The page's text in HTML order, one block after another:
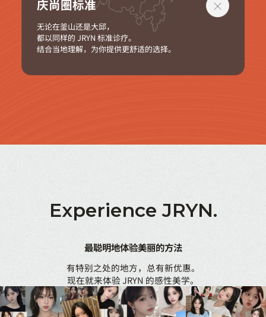
庆尚圈标准
无论在釜山还是大邱，
都以同样的 JRYN 标准诊疗。
结合当地理解，为你提供更舒适的选择。
Experience JRYN.
最聪明地体验美丽的方法
有特别之处的地方，总有新优惠。
现在就来体验 JRYN 的感性美学。